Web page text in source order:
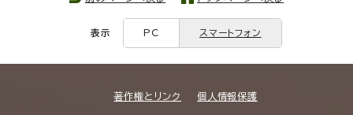
表示 PC スマートフォン
著作権とリンク 個人情報保護